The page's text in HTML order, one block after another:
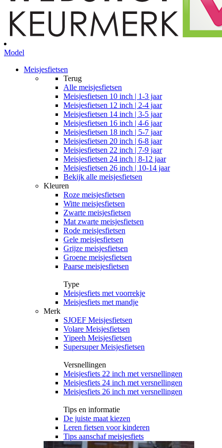
Model
Meisjesfietsen
Terug
Alle meisjesfietsen
Meisjesfietsen 10 inch | 1-3 jaar
Meisjesfietsen 12 inch | 2-4 jaar
Meisjesfietsen 14 inch | 3-5 jaar
Meisjesfietsen 16 inch | 4-6 jaar
Meisjesfietsen 18 inch | 5-7 jaar
Meisjesfietsen 20 inch | 6-8 jaar
Meisjesfietsen 22 inch | 7-9 jaar
Meisjesfietsen 24 inch | 8-12 jaar
Meisjesfietsen 26 inch | 10-14 jaar
Bekijk alle meisjesfietsen
Kleuren
Roze meisjesfietsen
Witte meisjesfietsen
Zwarte meisjesfietsen
Mat zwarte meisjesfietsen
Rode meisjesfietsen
Gele meisjesfietsen
Grijze meisjesfietsen
Groene meisjesfietsen
Paarse meisjesfietsen
Type
Meisjesfiets met voorrekje
Meisjesfiets met mandje
Merk
SJOEF Meisjesfietsen
Volare Meisjesfietsen
Yipeeh Meisjesfietsen
Supersuper Meisjesfietsen
Versnellingen
Meisjesfiets 22 inch met versnellingen
Meisjesfiets 24 inch met versnellingen
Meisjesfiets 26 inch met versnellingen
Tips en informatie
De juiste maat kiezen
Leren fietsen voor kinderen
Tips aanschaf meisjesfiets